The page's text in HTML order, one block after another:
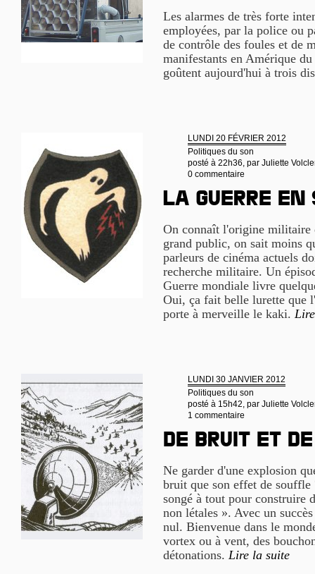
Les alarmes de très forte
employées, par la police ou
de contrôle des foules et de
manifestants en Amérique
goûtent aujourd'hui à trois
LUNDI 20 FÉVRIER 2012
Politiques du son
posté à 22h36, par Juliette
0 commentaire
La guerre en
On connaît l'origine militaire
grand public, on sait moins
parleurs de cinéma actuels
recherche militaire. Un
Guerre mondiale livre
Oui, ça fait belle lurette que
porte à merveille le kaki.
LUNDI 30 JANVIER 2012
Politiques du son
posté à 15h42, par Juliette
1 commentaire
De bruit et
Ne garder d'une explosion
bruit que son effet de
songé à tout pour construire
non létales ». Avec un
nul. Bienvenue dans le
vortex ou à vent, des
détonations. Lire la suite